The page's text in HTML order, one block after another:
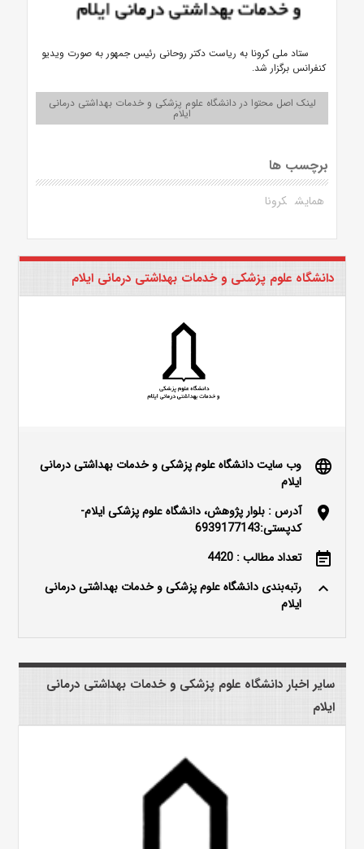
ستاد ملی کرونا به ریاست دکتر روحانی رئیس جمهور به صورت ویدیو
کنفرانس برگزار شد.
لینک اصل محتوا در دانشگاه علوم پزشکی و خدمات بهداشتی درمانی
ایلام
برچسب ها
همایش کرونا
دانشگاه علوم پزشکی و خدمات بهداشتی درمانی ایلام
language
وب سایت دانشگاه علوم پزشکی و خدمات بهداشتی درمانی
ایلام
location_on
آدرس : بلوار پژوهش، دانشگاه علوم پزشکی ایلام-
کدپستی:6939177143
event_note تعداد مطالب : 4420
keyboard_arrow_up
رتبه‌بندی دانشگاه علوم پزشکی و خدمات بهداشتی درمانی
ایلام
سایر اخبار دانشگاه علوم پزشکی و خدمات بهداشتی درمانی
ایلام